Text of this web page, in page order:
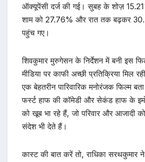
ऑक्यूपेंसी दर्ज की गई। सुबह के शोज़
शाम को 27.76% और रात तक बढ़कर
पहुंच गए।
शिवकुमार मुरुगेसन के निर्देशन में बनी इस
मीडिया पर काफी अच्छी प्रतिक्रिया मिल
एक बेहतरीन पारिवारिक मनोरंजक फिल्म
फर्स्ट हाफ की कॉमेडी और सेकंड हाफ के
को खूब भा रहे हैं, जो परिवार और आजादी
संदेश भी देते हैं।
कास्ट की बात करें तो, राधिका सरथकुमार